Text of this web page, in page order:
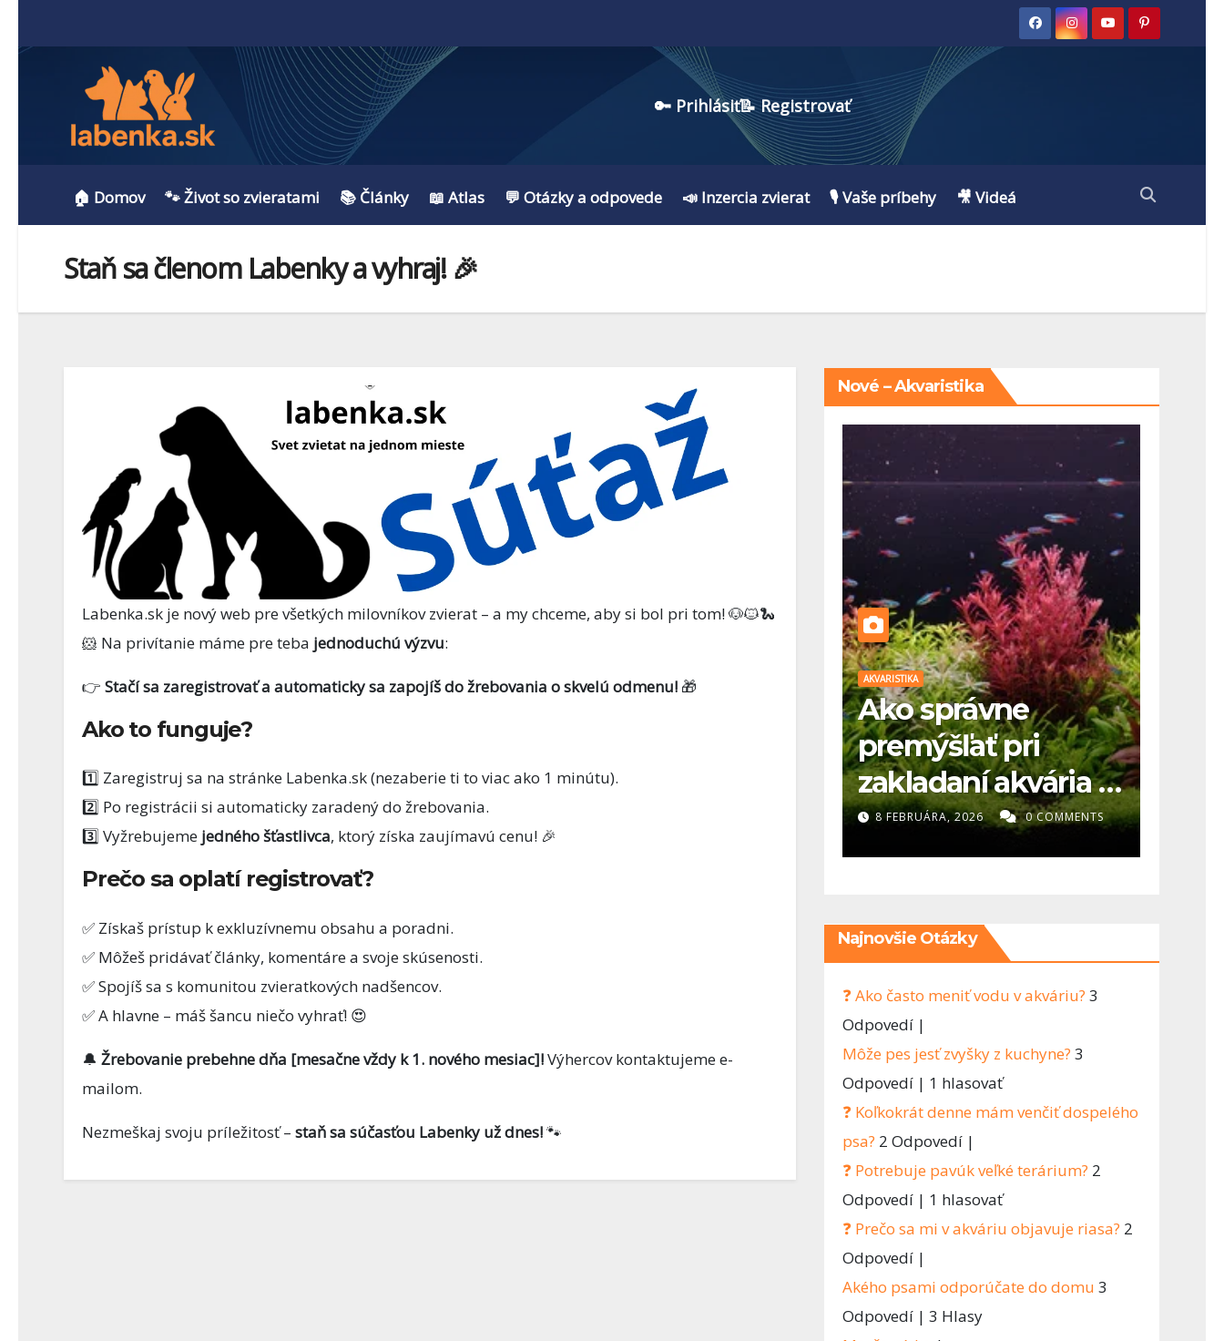
🔑 Prihlásiť📝 Registrovať
🏠 Domov 🐾 Život so zvieratami 📚 Články 📖 Atlas 💬 Otázky a odpovede 📣 Inzercia zvierat 🎙️ Vaše príbehy 🎥 Videá
Staň sa členom Labenky a vyhraj! 🎉
Labenka.sk je nový web pre všetkých milovníkov zvierat – a my chceme, aby si bol pri tom! 🐶🐱🐍
🐹 Na privítanie máme pre teba jednoduchú výzvu:
👉 Stačí sa zaregistrovať a automaticky sa zapojíš do žrebovania o skvelú odmenu! 🎁
Ako to funguje?
1️⃣ Zaregistruj sa na stránke Labenka.sk (nezaberie ti to viac ako 1 minútu).
2️⃣ Po registrácii si automaticky zaradený do žrebovania.
3️⃣ Vyžrebujeme jedného šťastlivca, ktorý získa zaujímavú cenu! 🎉
Prečo sa oplatí registrovať?
✅ Získaš prístup k exkluzívnemu obsahu a poradni.
✅ Môžeš pridávať články, komentáre a svoje skúsenosti.
✅ Spojíš sa s komunitou zvieratkových nadšencov.
✅ A hlavne – máš šancu niečo vyhrať! 😍
🔔 Žrebovanie prebehne dňa [mesačne vždy k 1. nového mesiac]!Výhercov kontaktujeme e-
mailom.
Nezmeškaj svoju príležitosť – staň sa súčasťou Labenky už dnes!🐾
Nové – Akvaristika
AKVARISTIKA
skle
1 FEBRUÁRA, 2026 1 COMMENTS
AKVARISTIKA
zakladaní akvária
AKVARISTIKA
Ako správne
premýšľať pri
zakladaní akvária (1.
diel)- Najväčšia
chyba v
chce všetko hneď
8 FEBRUÁRA, 2026 0 COMMENTS
Najnovšie Otázky
❓ Ako často meniť vodu v akváriu? 3
Odpovedí |
Môže pes jesť zvyšky z kuchyne? 3
Odpovedí | 1 hlasovať
❓ Koľkokrát denne mám venčiť dospelého
psa? 2 Odpovedí |
❓ Potrebuje pavúk veľké terárium? 2
Odpovedí | 1 hlasovať
❓ Prečo sa mi v akváriu objavuje riasa? 2
Odpovedí |
Akého psami odporúčate do domu 3
Odpovedí | 3 Hlasy